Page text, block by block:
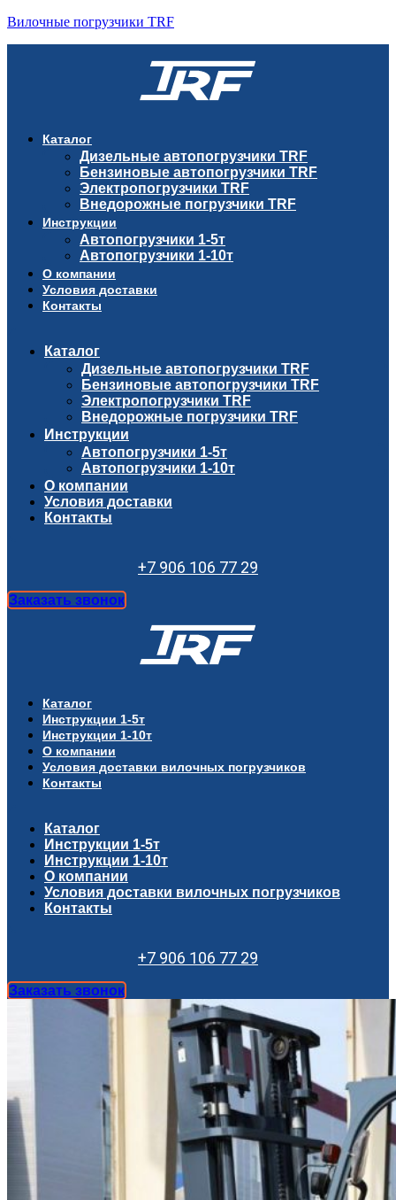
Вилочные погрузчики TRF
Каталог
Дизельные автопогрузчики TRF
Бензиновые автопогрузчики TRF
Электропогрузчики TRF
Внедорожные погрузчики TRF
Инструкции
Автопогрузчики 1-5т
Автопогрузчики 1-10т
О компании
Условия доставки
Контакты
Каталог
Дизельные автопогрузчики TRF
Бензиновые автопогрузчики TRF
Электропогрузчики TRF
Внедорожные погрузчики TRF
Инструкции
Автопогрузчики 1-5т
Автопогрузчики 1-10т
О компании
Условия доставки
Контакты
+7 906 106 77 29
Заказать звонок
Каталог
Инструкции 1-5т
Инструкции 1-10т
О компании
Условия доставки вилочных погрузчиков
Контакты
Каталог
Инструкции 1-5т
Инструкции 1-10т
О компании
Условия доставки вилочных погрузчиков
Контакты
+7 906 106 77 29
Заказать звонок